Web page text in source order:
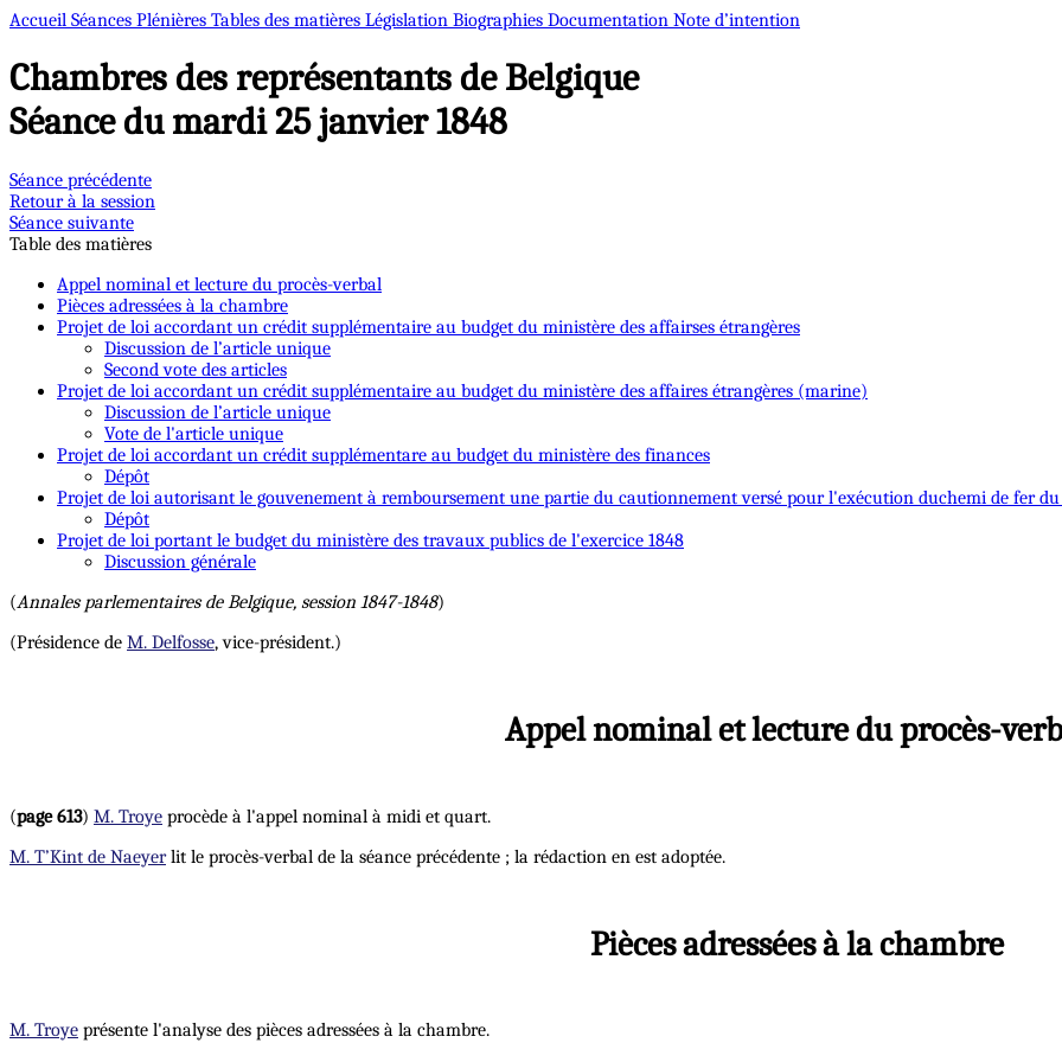
Accueil Séances Plénières Tables des matières Législation Biographies Documentation Note d’intention
Chambres des représentants de Belgique
Séance du mardi 25 janvier 1848
Séance précédente
Retour à la session
Séance suivante
Table des matières
Appel nominal et lecture du procès-verbal
Pièces adressées à la chambre
Projet de loi accordant un crédit supplémentaire au budget du ministère des affairses étrangères
Discussion de l’article unique
Second vote des articles
Projet de loi accordant un crédit supplémentaire au budget du ministère des affaires étrangères (marine)
Discussion de l’article unique
Vote de l'article unique
Projet de loi accordant un crédit supplémentare au budget du ministère des finances
Dépôt
Projet de loi autorisant le gouvenement à remboursement une partie du cautionnement versé pour l'exécution duchemi de fer
Dépôt
Projet de loi portant le budget du ministère des travaux publics de l'exercice 1848
Discussion générale
(Annales parlementaires de Belgique, session 1847-1848)
(Présidence de M. Delfosse, vice-président.)
Appel nominal et lecture du procès-
(page 613) M. Troye procède à l'appel nominal à midi et quart.
M. T’Kint de Naeyerlit le procès-verbal de la séance précédente ; la rédaction en est adoptée.
Pièces adressées à la chambre
M. Troye présente l'analyse des pièces adressées à la chambre.